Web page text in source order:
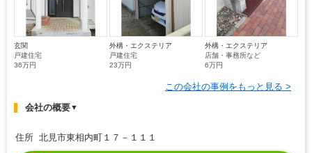
玄関
戸建住宅
36万円
外構・エクステリア
戸建住宅
23万円
外構・エクステリア
店舗・事務所など
6万円
この会社の事例をもっと見る >
会社の概要▼
住所 北見市東相内町１７－１１１